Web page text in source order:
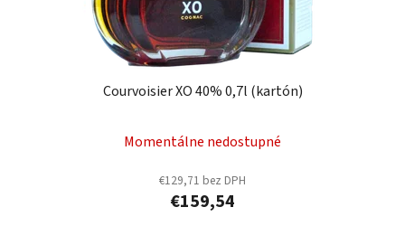
Courvoisier XO 40% 0,7l (kartón)
Momentálne nedostupné
€129,71 bez DPH
€159,54